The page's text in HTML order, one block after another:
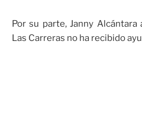
Por su parte, Janny
Las Carreras no ha recibido